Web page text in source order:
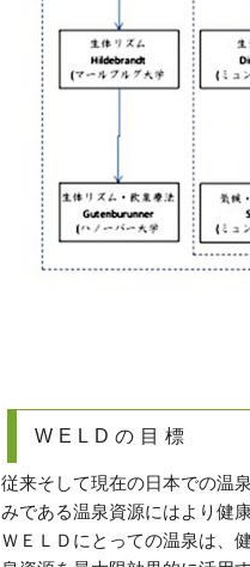
WELDの目標
従来そして現在の日本での温
みである温泉資源にはより健
ＷＥＬＤにとっての温泉は、